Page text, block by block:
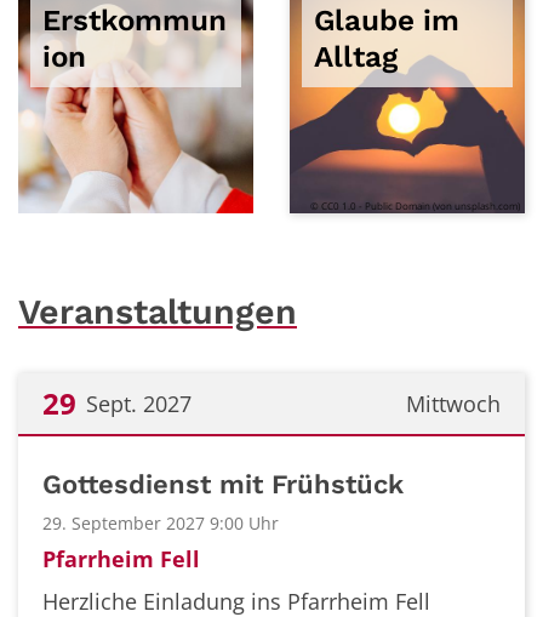
Erstkommun
ion
Glaube im
Alltag
© CC0 1.0 - Public Domain (von unsplash.com)
Veranstaltungen
Mittwoch
29 Sept. 2027
Gottesdienst mit Frühstück
29. September 2027 9:00 Uhr
Pfarrheim Fell
Herzliche Einladung ins Pfarrheim Fell